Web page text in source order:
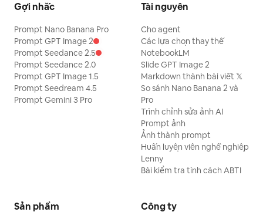
Gợi nhắc
Prompt Nano Banana Pro
Prompt GPT Image 2
Prompt Seedance 2.5
Prompt Seedance 2.0
Prompt GPT Image 1.5
Prompt Seedream 4.5
Prompt Gemini 3 Pro
Tài nguyên
Cho agent
Các lựa chọn thay thế
NotebookLM
Slide GPT Image 2
Markdown thành bài viết 𝕏
So sánh Nano Banana 2 và
Pro
Trình chỉnh sửa ảnh AI
Prompt ảnh
Ảnh thành prompt
Huấn luyện viên nghề nghiệp
Lenny
Bài kiểm tra tính cách ABTI
Sản phẩm Công ty